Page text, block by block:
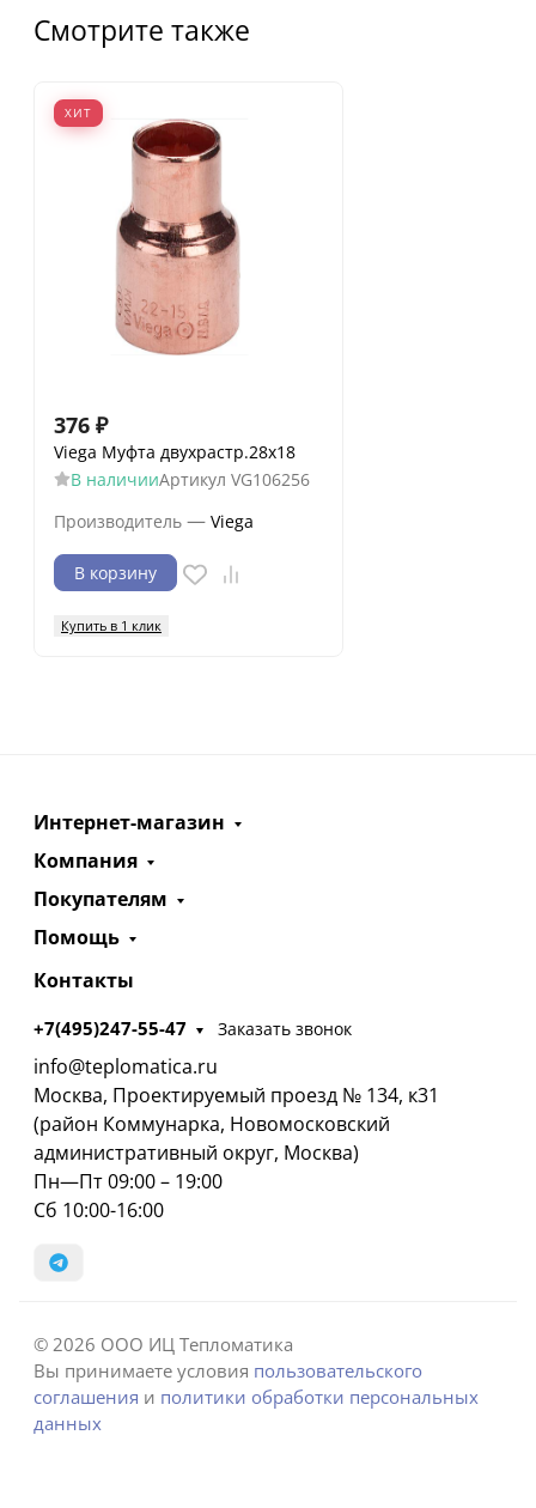
Смотрите также
ХИТ
376 ₽
Viega Муфта двухрастр.28х18
В наличииАртикул VG106256
Производитель — Viega
В корзину
Купить в 1 клик
Интернет-магазин
Компания
Покупателям
Помощь
Контакты
+7(495)247-55-47 Заказать звонок
info@teplomatica.ru
Москва, Проектируемый проезд № 134, к31
(район Коммунарка, Новомосковский
административный округ, Москва)
Пн—Пт 09:00 – 19:00
Сб 10:00-16:00
© 2026 ООО ИЦ Тепломатика
Вы принимаете условия пользовательского
соглашения и политики обработки персональных
данных